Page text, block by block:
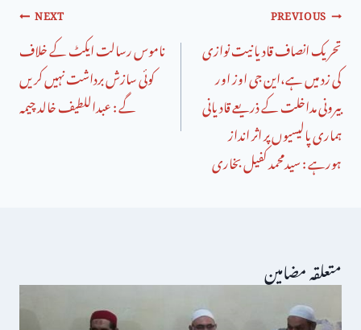
PREVIOUS
تحریک انصاف قادیانیت نوازی
کی زد میں ہے،این جی اوز اور
بیرونی مداخلت کے ذریعے قادیانی
ہماری پالیسیوں پر اثر انداز
ہورہے : سیدمحمد کفیل بخاری
NEXT
ناموس رسالت ایکٹ کے خلاف
کوئی سازش برداشت نہیں کریں
گے : عبداللطیف خالد چیمہ
متعلقہ مضامین